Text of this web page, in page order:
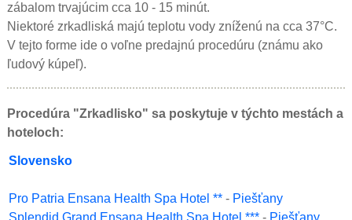
zábalom trvajúcim cca 10 - 15 minút.
Niektoré zrkadliská majú teplotu vody zníženú na cca 37°C.
V tejto forme ide o voľne predajnú procedúru (známu ako
ľudový kúpeľ).
Procedúra "Zrkadlisko" sa poskytuje v týchto mestách a
hoteloch:
Slovensko
Pro Patria Ensana Health Spa Hotel ** - Piešťany
Splendid Grand Ensana Health Spa Hotel *** - Piešťany